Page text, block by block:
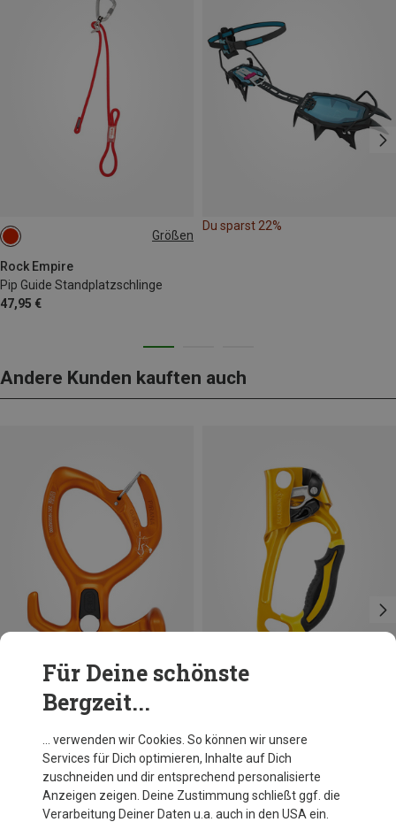
Größen
Rock Empire
Pip Guide Standplatzschlinge
47,95 €
ONE SIZE
Du sparst 22%
Andere Kunden kauften auch
Pirana Guide Abseilgerät
Petzl
Ascension Steigklemme
64,95 €
Für Deine schönste
Bergzeit...
… verwenden wir Cookies. So können wir unsere
Services für Dich optimieren, Inhalte auf Dich
zuschneiden und dir entsprechend personalisierte
Anzeigen zeigen. Deine Zustimmung schließt ggf. die
Verarbeitung Deiner Daten u.a. auch in den USA ein.